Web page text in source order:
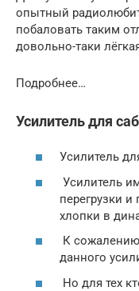
опытный
побаловать таким
довольно-таки
Подробнее…
Усилитель для
Усилитель
Усилитель
перегрузки
хлопки в
К
данного
Но для тех